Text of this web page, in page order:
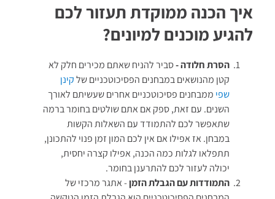
הסברים ודוגמאות של מבחני אמינות.
תרגולים ו-3 סימולציות מלאות.
תוקף ההכנות: חודש
איך הכנה ממוקדת תעזור לכם
להגיע מוכנים למיונים?
הסרת חלודה -סביר להניח שאתם מכירים חלק לא
קטן מהנושאיםבמבחנים הפסיכוטכניים שלקינן
שפי ממבחנים פסיכוטכניים אחרים שעשיתם לאורך
השנים. עם זאת, ספק אם אתם שולטים בחומר ברמה
שתאפשר לכם להתמודד עם השאלות הקשות
במבחן. אז אפילו אם אין לכם המון זמן פנוי להתכונן,
תתפלאו לגלות כמה הכנה, אפילו קצרה יחסית,
יכולה לעזור לכם להתרענן בחומר.
התמודדות עם הגבלת הזמן- אתגר מרכזי של